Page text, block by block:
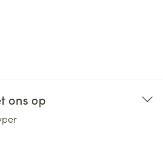
ons op